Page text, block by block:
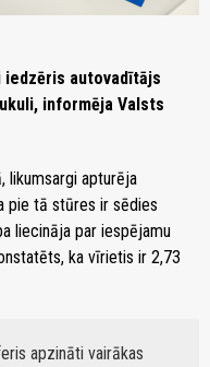
iedzēris autovadītājs
informēja Valsts
likumsargi apturēja
pie tā stūres ir sēdies
liecināja par iespējamu
ka vīrietis ir 2,73
apzināti vairākas